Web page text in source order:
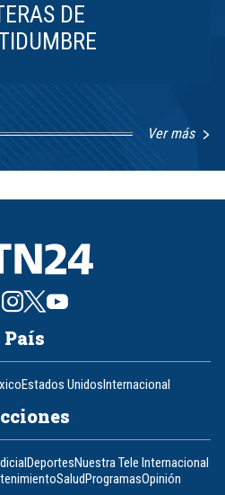
DE
Ver más
País
Estados UnidosInternacional
DeportesNuestra Tele Internacional
SaludProgramasOpinión